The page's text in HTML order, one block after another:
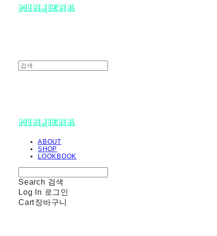
minjiena
minjiena
ABOUT
SHOP
LOOKBOOK
Search 검색
Log In 로그인
Cart장바구니